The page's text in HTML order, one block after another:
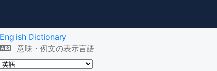
English Dictionary
意味・例文の表示言語